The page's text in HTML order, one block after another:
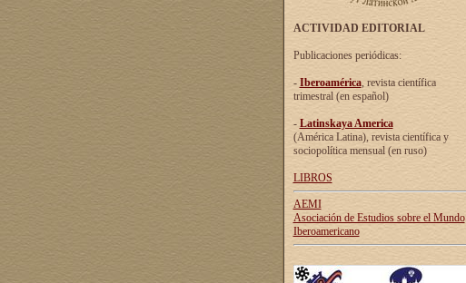
ACTIVIDAD EDITORIAL
Publicaciones periódicas:
- Iberoamérica, revista científica
trimestral (en español)
- Latinskaya America
(América Latina), revista científica y
sociopolítica mensual (en ruso)
LIBROS
AEMI
Asociación de Estudios sobre el Mundo
Iberoamericano